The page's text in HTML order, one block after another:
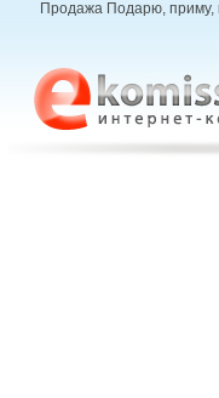
Продажа Подарю, приму,